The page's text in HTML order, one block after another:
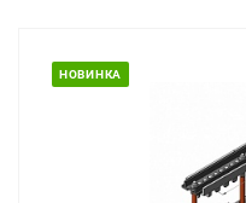
НОВИНКА